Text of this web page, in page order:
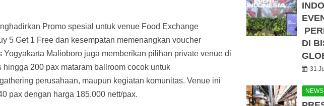
Promo spesial untuk venue Food Exchange
5 Get 1 Free dan kesempatan memenangkan voucher
Malioboro juga memberikan pilihan private venue di
200 pax mataram ballroom cocok untuk
perusahaan, maupun kegiatan komunitas. Venue ini
pax dengan harga 185.000 nett/pax.
DI
31
NEWS